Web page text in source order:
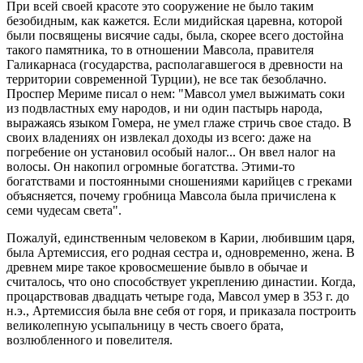
При всей своей красоте это сооружение не было таким
безобидным, как кажется. Если мидийская царевна, которой
были посвящены висячие сады, была, скорее всего достойна
такого памятника, то в отношении Мавсола, правителя
Галикарнаса (государства, располагавшегося в древности на
территории современной Турции), не все так безоблачно.
Проспер Мериме писал о нем: "Мавсол умел выжимать соки
из подвластных ему народов, и ни один пастырь народа,
выражаясь языком Гомера, не умел глаже стричь свое стадо. В
своих владениях он извлекал доходы из всего: даже на
погребение он установил особый налог... Он ввeл налог на
волосы. Он накопил огромные богатства. Этими-то
богатствами и постоянными сношениями карийцев с греками
объясняется, почему гробница Мавсола была причислена к
семи чудесам света".
Пожалуй, единственным человеком в Карии, любившим царя,
была Артемиссия, его родная сестра и, одновременно, жена. В
древнем мире такое кровосмешение бывло в обычае и
считалось, что оно способствует укреплению династии. Когда,
процарствовав двадцать четыре года, Мавсол умер в 353 г. до
н.э., Артемиссия была вне себя от горя, и приказала построить
великолепную усыпальницу в честь своего брата,
возлюбленного и повелителя.